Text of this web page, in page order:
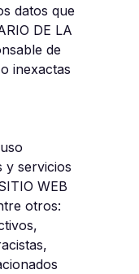
datos que
DE LA
de
inexactas
y servicios
WEB
otros: